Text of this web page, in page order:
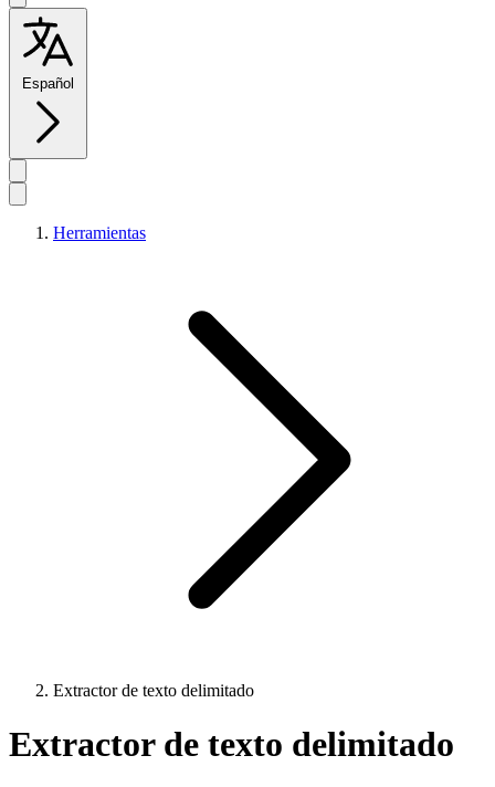
Español
Herramientas
Extractor de texto delimitado
Extractor de texto delimitado